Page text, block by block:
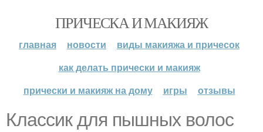
ПРИЧЕСКА И МАКИЯЖ
главная новости
виды макияжа и причесок
как делать прически и макияж
прически и макияж на дому
игры отзывы
Классик для пышных волос